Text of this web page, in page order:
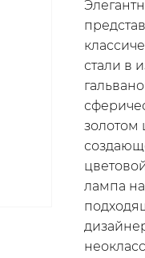
стали в
золотом
лампа